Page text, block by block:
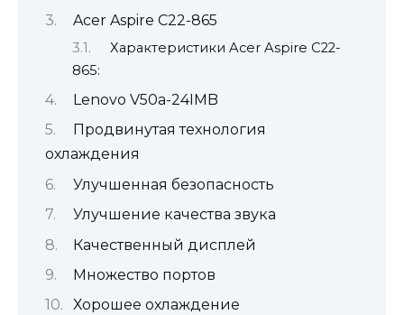
Acer Aspire C22-865
Характеристики Acer Aspire C22-
865:
Lenovo V50a-24IMB
Продвинутая технология
охлаждения
Улучшенная безопасность
Улучшение качества звука
Качественный дисплей
Множество портов
Хорошее охлаждение